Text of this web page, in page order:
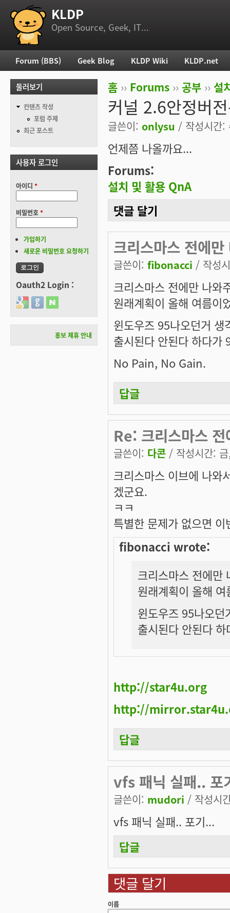
부 메뉴 KLDP
Open Source, Geek, IT...
현재 위치
홈 ›› Forums ›› 공부 ›› 설
커널 2.6안정버
글쓴이: onlysu / 작성시간
언제쯤 나올까요...
Forums:
설치 및 활용 QnA
댓글 달기
크리스마스 전에만
글쓴이: fibonacci / 작성
크리스마스 전에만 나와
원래계획이 올해 여름이
윈도우즈 95나오던거 생
출시된다 안된다 하다가
No Pain, No Gain.
답글
Re: 크리스마스
글쓴이: 다콘 / 작성시간:
크리스마스 이브에 나와
겠군요.
ㅋㅋ
특별한 문제가 없으면
fibonacci wrote:
크리스마스 전에만
원래계획이 올해
윈도우즈 95나오던
출시된다 안된다
http://star4u.org
http://
답글
vfs 패닉 실패.. 포
글쓴이: mudori / 작성시
vfs 패닉 실패.. 포기...
답글
댓글 달기
이름
주 메뉴
Forum (BBS) Geek Blog KLDP Wiki KLDP.net
둘러보기
컨텐츠 작성
포럼 주제
최근 포스트
사용자 로그인
아이디 *
비밀번호*
가입하기
새로운 비밀번호 요청하기
Oauth2 Login :
Login with Google
Login with GitHub
Login with Naver
홍보 제휴 안내